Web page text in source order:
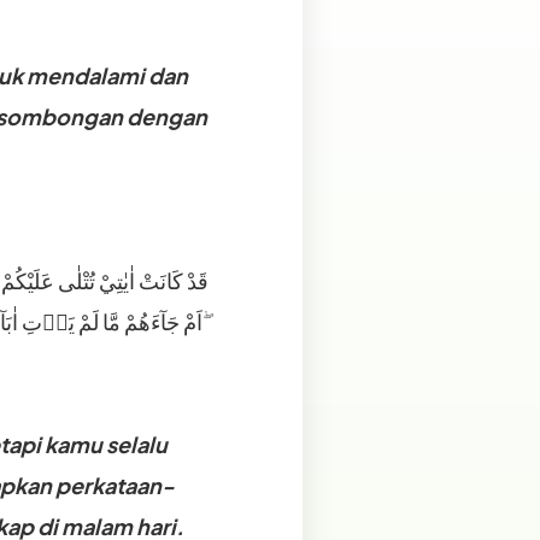
mendalami dan
dengan
قَدْ كَانَتْ اٰيٰتِيْ تُتْلٰى
اَمْ جَآءَهُمْ مَّا لَمْ يَأۡتِ اٰبَآءَهُمُ الْاَوَّلِيْنَ ۖ
kamu selalu
perkataan-
di malam hari.